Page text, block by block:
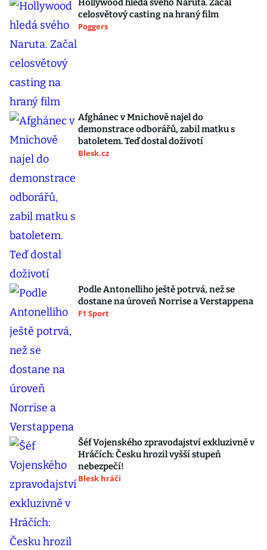
Hollywood hledá svého Naruta. Začal
celosvětový casting na hraný film
Poggers
Afghánec v Mnichově najel do
demonstrace odborářů, zabil matku s
batoletem. Teď dostal doživotí
Blesk.cz
Podle Antonelliho ještě potrvá, než se
dostane na úroveň Norrise a Verstappena
F1 Sport
Šéf Vojenského zpravodajství exkluzivně v
Hráčích: Česku hrozil vyšší stupeň
nebezpečí!
Blesk hráči